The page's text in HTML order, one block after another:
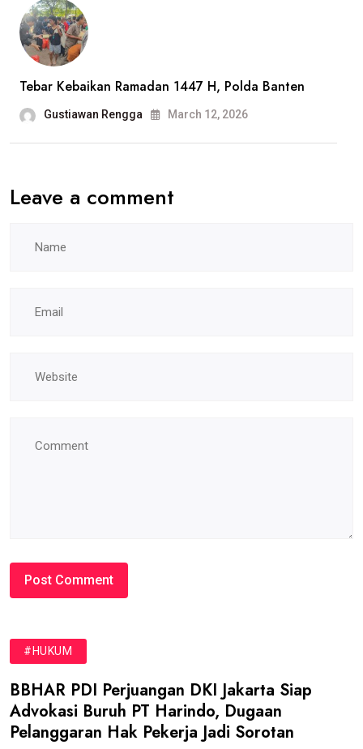
Tebar Kebaikan Ramadan 1447 H, Polda Banten
Gustiawan Rengga March 12, 2026
Leave a comment
#HUKUM
BBHAR PDI Perjuangan DKI Jakarta Siap
Advokasi Buruh PT Harindo, Dugaan
Pelanggaran Hak Pekerja Jadi Sorotan